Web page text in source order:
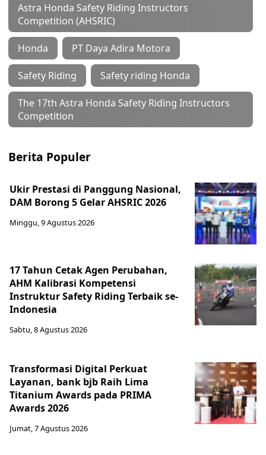
Astra Honda Safety Riding Instructors
Competition (AHSRIC)
Honda PT Daya Adira Motora
Safety Riding Safety riding Honda
The 17th Astra Honda Safety Riding Instructors
Competition
Berita Populer
Ukir Prestasi di Panggung Nasional,
DAM Borong 5 Gelar AHSRIC 2026
Minggu, 9 Agustus 2026
17 Tahun Cetak Agen Perubahan,
AHM Kalibrasi Kompetensi
Instruktur Safety Riding Terbaik se-
Indonesia
Sabtu, 8 Agustus 2026
Transformasi Digital Perkuat
Layanan, bank bjb Raih Lima
Titanium Awards pada PRIMA
Awards 2026
Jumat, 7 Agustus 2026